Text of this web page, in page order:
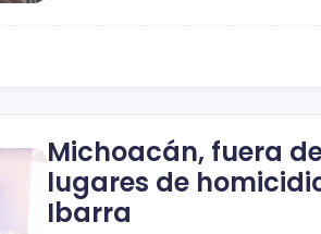
Michoacán, fuera
lugares de
Ibarra